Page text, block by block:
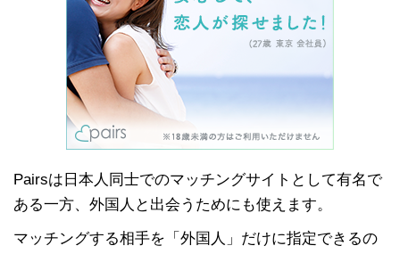
Pairsは日本人同士でのマッチングサイトとして有名で
ある一方、外国人と出会うためにも使えます。
マッチングする相手を「外国人」だけに指定できるの